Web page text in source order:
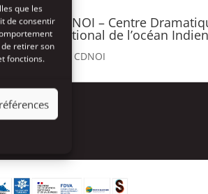
que les
de consentir
de retirer son
fonctions.
CDNOI – Centre
National de l’océan Indien
CDNOI